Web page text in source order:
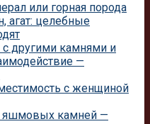
или горная порода
агат: целебные
другими камнями и
—
с женщиной
яшмовых камней —